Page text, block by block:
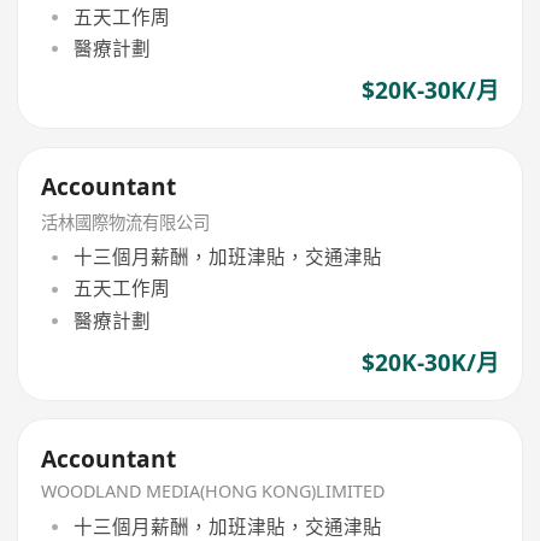
五天工作周
醫療計劃
$20K-30K/月
Accountant
活林國際物流有限公司
十三個月薪酬，加班津貼，交通津貼
五天工作周
醫療計劃
$20K-30K/月
Accountant
WOODLAND MEDIA(HONG KONG)LIMITED
十三個月薪酬，加班津貼，交通津貼